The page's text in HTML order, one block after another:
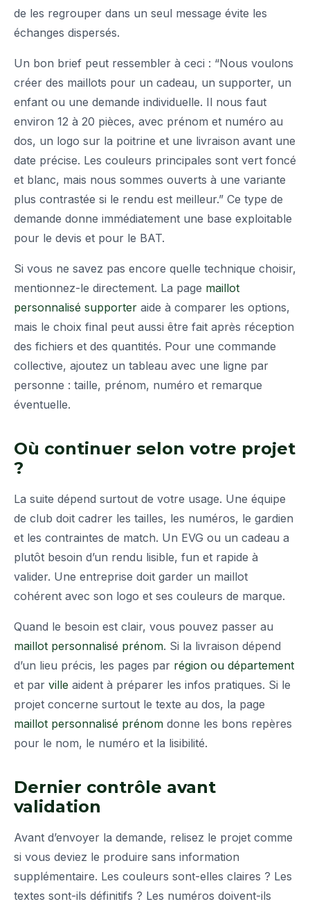
de les regrouper dans un seul message évite les
échanges dispersés.
Un bon brief peut ressembler à ceci : “Nous voulons
créer des maillots pour un cadeau, un supporter, un
enfant ou une demande individuelle. Il nous faut
environ 12 à 20 pièces, avec prénom et numéro au
dos, un logo sur la poitrine et une livraison avant une
date précise. Les couleurs principales sont vert foncé
et blanc, mais nous sommes ouverts à une variante
plus contrastée si le rendu est meilleur.” Ce type de
demande donne immédiatement une base exploitable
pour le devis et pour le BAT.
Si vous ne savez pas encore quelle technique choisir,
mentionnez-le directement. La page maillot
personnalisé supporter aide à comparer les options,
mais le choix final peut aussi être fait après réception
des fichiers et des quantités. Pour une commande
collective, ajoutez un tableau avec une ligne par
personne : taille, prénom, numéro et remarque
éventuelle.
Où continuer selon votre projet
?
La suite dépend surtout de votre usage. Une équipe
de club doit cadrer les tailles, les numéros, le gardien
et les contraintes de match. Un EVG ou un cadeau a
plutôt besoin d’un rendu lisible, fun et rapide à
valider. Une entreprise doit garder un maillot
cohérent avec son logo et ses couleurs de marque.
Quand le besoin est clair, vous pouvez passer au
maillot personnalisé prénom. Si la livraison dépend
d’un lieu précis, les pages par région ou département
et par ville aident à préparer les infos pratiques. Si le
projet concerne surtout le texte au dos, la page
maillot personnalisé prénom donne les bons repères
pour le nom, le numéro et la lisibilité.
Dernier contrôle avant
validation
Avant d’envoyer la demande, relisez le projet comme
si vous deviez le produire sans information
supplémentaire. Les couleurs sont-elles claires ? Les
textes sont-ils définitifs ? Les numéros doivent-ils